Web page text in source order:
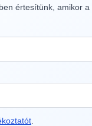
értesítünk, amikor a